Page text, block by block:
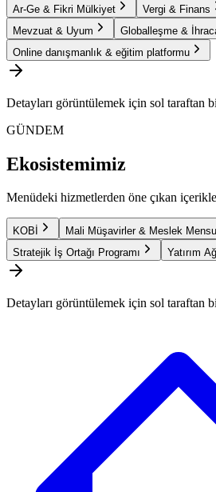
Ar-Ge & Fikri Mülkiyet Vergi & Finans
Mevzuat & Uyum
Globalleşme &
Online danışmanlık & eğitim platformu
Detayları görüntülemek için sol taraftan
GÜNDEM
Ekosistemimiz
Menüdeki hizmetlerden öne çıkan
KOBİ
Mali Müşavirler & Meslek
Stratejik İş Ortağı Programı
Yatırım
Detayları görüntülemek için sol taraftan